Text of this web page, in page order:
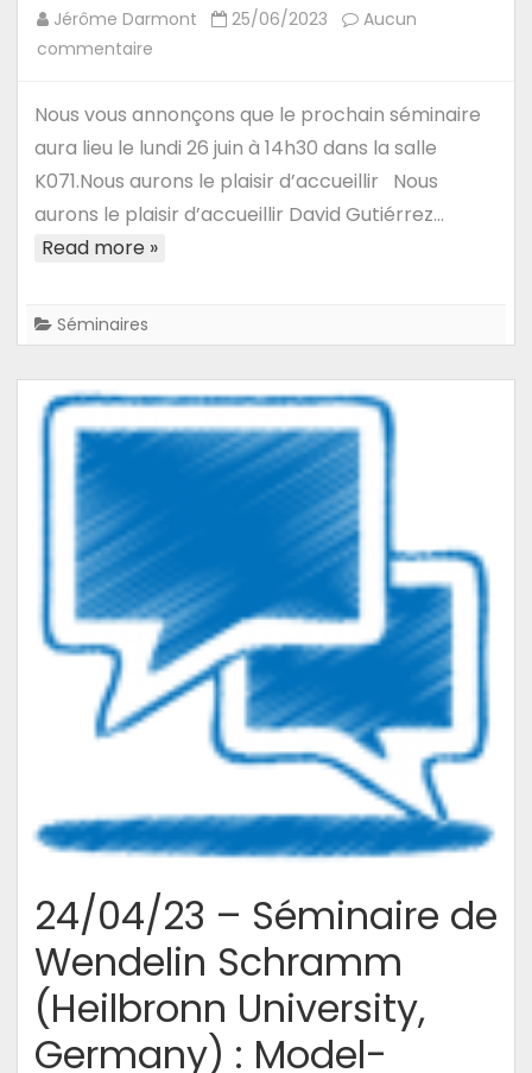
Jérôme Darmont 25/06/2023
Aucun
commentaire
–
Séminaire
Gutiérrez
et
Alvarez
:
Data
Science
Minerva
and
DS&BD
Lab26/06/23
Nous vous annonçons que le prochain séminaire
aura lieu le lundi 26 juin à 14h30 dans la salle
K071.Nous aurons le plaisir d’accueillir Nous
aurons le plaisir d’accueillir David Gutiérrez…
Read more »
Séminaires
24/04/23 – Séminaire de
Wendelin Schramm
(Heilbronn University,
Germany) : Model-